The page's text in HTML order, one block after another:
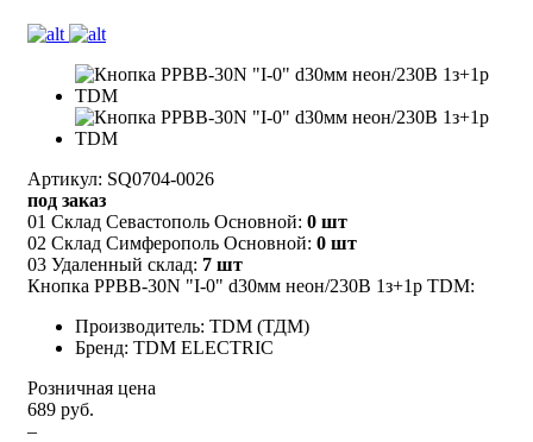
Артикул: SQ0704-0026
под заказ
01 Склад Севастополь Основной: 0 шт
02 Склад Симферополь Основной: 0 шт
03 Удаленный склад: 7 шт
Кнопка РPВВ-30N "I-0" d30мм неон/230В 1з+1р TDM:
Производитель: TDM (ТДМ)
Бренд: TDM ELECTRIC
Розничная цена
689 руб.
–